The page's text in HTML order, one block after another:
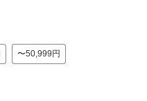
〜50,999円